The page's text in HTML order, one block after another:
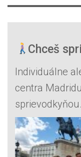
Chceš
Individuálne
centra
sprievodkyňou.